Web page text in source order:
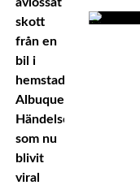
skott
från en
bil i
hemstaden
Albuquerque.
Händelsen,
som nu
blivit
viral